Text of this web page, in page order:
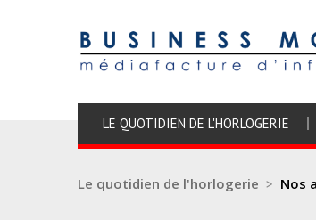
LE QUOTIDIEN DE L'HORLOGERIE
Le quotidien de l'horlogerie > Nos